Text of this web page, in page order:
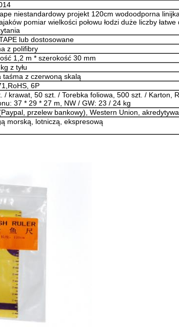
niestandardowy projekt 120cm wodoodporna
pomiar wielkości połowu łodzi duże liczby łatwe
lub dostosowane
z polifibry
1,2 m * szerokość 30 mm
z tyłu
taśma z czerwoną skalą
6P
/ krawat, 50 szt. / Torebka foliowa, 500 szt. / Karton,
37 * 29 * 27 m, NW / GW: 23 / 24 kg
przelew bankowy), Western Union, akredytywa
morską, lotniczą, ekspresową